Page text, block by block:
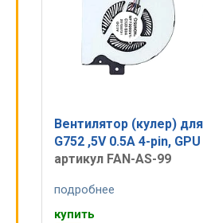
Вентилятор (кулер)
G752 ,5V 0.5A 4-pin,
артикул FAN-AS-99
подробнее
купить